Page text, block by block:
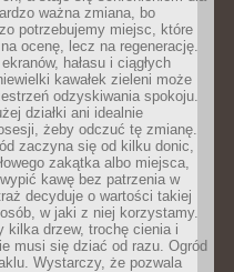
ważna zmiana, bo
potrzebujemy miejsc, które
ocenę, lecz na regenerację.
hałasu i ciągłych
kawałek zieleni może
odzyskiwania spokoju.
działki ani idealnie
żeby odczuć tę zmianę.
zaczyna się od kilku donic,
zakątka albo miejsca,
kawę bez patrzenia w
decyduje o wartości takiej
w jaki z niej korzystamy.
kilka drzew, trochę cienia i
musi się dziać od razu. Ogród
Wystarczy, że pozwala